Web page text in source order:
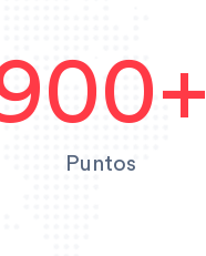
Puntos